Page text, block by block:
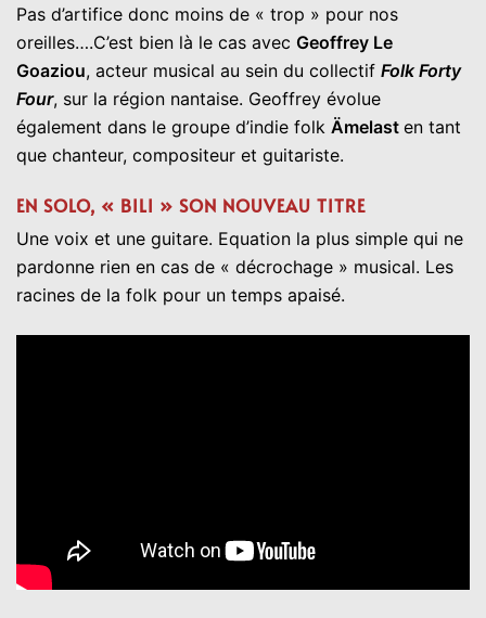
Pas d’artifice donc moins de « trop » pour nos
oreilles….C’est bien là le cas avec Geoffrey Le
Goaziou, acteur musical au sein du collectif Folk Forty
Four, sur la région nantaise. Geoffrey évolue
également dans le groupe d’indie folk Ämelast en tant
que chanteur, compositeur et guitariste.
EN SOLO, « BILI » SON NOUVEAU TITRE
Une voix et une guitare. Equation la plus simple qui ne
pardonne rien en cas de « décrochage » musical. Les
racines de la folk pour un temps apaisé.